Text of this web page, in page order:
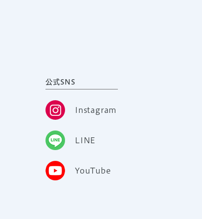
公式SNS
Instagram
LINE
YouTube